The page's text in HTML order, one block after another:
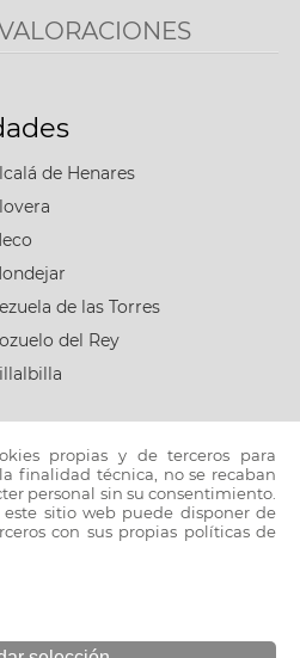
de Henares
de las Torres
del Rey
de Henares
|
de privacidad|
propias y de terceros para
finalidad técnica, no se recaban
personal sin su consentimiento.
sitio web puede disponer de
con sus propias políticas de